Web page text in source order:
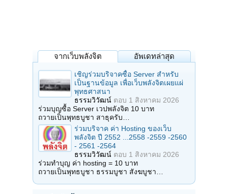
จากเว็บพลังจิต อัพเดทล่าสุด
เชิญร่วมบริจาคซื้อ Server สำหรับ
เป็นฐานข้อมูล เพื่อเว็บพลังจิตเผยแผ่
พุทธศาสนา
ธรรมวิวัฒน์ ตอบ 1 สิงหาคม 2026
ร่วมบุญซื้อ Server เวปพลังจิต 10 บาท
ถวายเป็นพุทธบูชา สาธุครับ…
ร่วมบริจาค ค่า Hosting ของเว็บ
พลังจิต ปี 2552 ...2558 -2559 -2560
- 2561 -2564
ธรรมวิวัฒน์ ตอบ 1 สิงหาคม 2026
ร่วมทำบุญ ค่า hosting = 10 บาท
ถวายเป็นพุทธบูชา ธรรมบูชา สังฆบูชา…